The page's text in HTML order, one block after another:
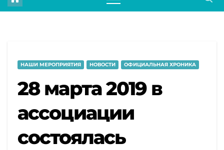
НАШИ МЕРОПРИЯТИЯ НОВОСТИ ОФИЦИАЛЬНАЯ ХРОНИКА
28 марта 2019 в
ассоциации
состоялась